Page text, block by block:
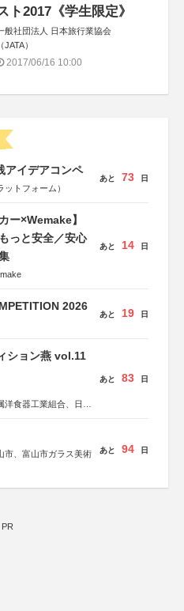
ト2017《学生限定》
般社団法人 日本旅行業協会
（JATA）
2017/06/16 10:00
アイデアコンペ
トフォーム）
あと 73 日
ー×Wemake】
っと安全／安心
あと 14 日
2026
あと 19 日
ション燕 vol.11
食器工業組合、日本
あと 83 日
市、富山市ガラス美術
あと 94 日
PR